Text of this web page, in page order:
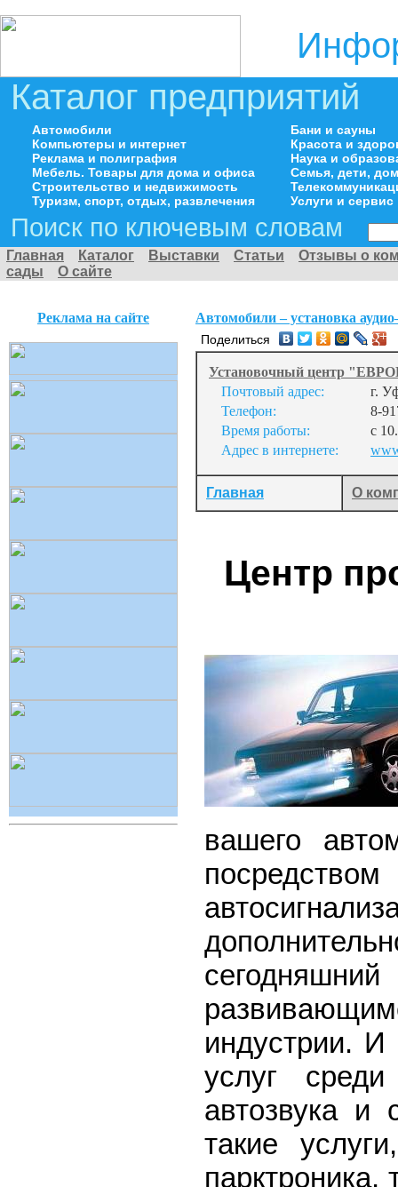
Каталог предприятий
Автомобили
Компьютеры и интернет
Реклама и полиграфия
Мебель. Товары для дома и офиса
Строительство и недвижимость
Туризм, спорт, отдых, развлечения
Бани и сауны
Красота и
Наука и
Семья, дети,
Услуги и сервис
Поиск по ключевым словам
Главная Каталог Выставки Статьи
Отзывы о
сады
О сайте
Реклама на сайте Автомобили – установка
Поделиться
Установочный центр
Почтовый адрес:
г.
Телефон:
8-
Время работы:
с
Адрес в интернете:
Главная О
Центр
вашего
индустрии. И
услуг
автозвука и
такие
парктроника,